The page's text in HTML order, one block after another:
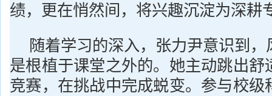
绩，更在悄然间，将兴趣沉淀为深耕
随着学习的深入，张力尹意识到
是根植于课堂之外的。她主动跳出舒
竞赛，在挑战中完成蜕变。参与校级